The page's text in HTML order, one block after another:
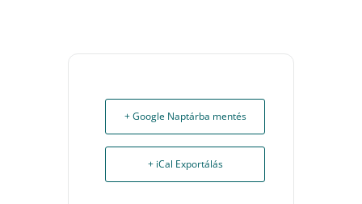
+ Google Naptárba mentés
+ iCal Exportálás